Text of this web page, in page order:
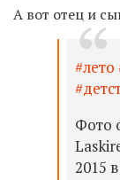
А вот отец и
Фото
2015